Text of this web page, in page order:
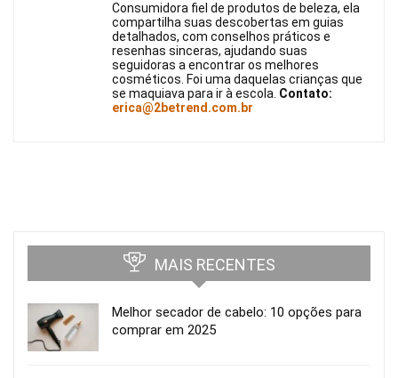
Consumidora fiel de produtos de beleza, ela
compartilha suas descobertas em guias
detalhados, com conselhos práticos e
resenhas sinceras, ajudando suas
seguidoras a encontrar os melhores
cosméticos. Foi uma daquelas crianças que
se maquiava para ir à escola. Contato:
erica@2betrend.com.br
MAIS RECENTES
Melhor secador de cabelo: 10 opções para
comprar em 2025